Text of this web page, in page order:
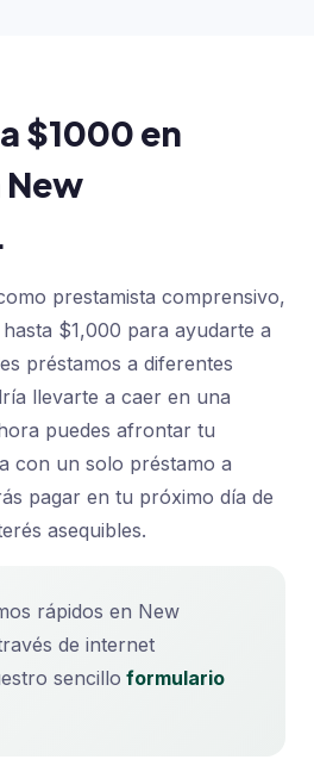
$1000 en
prestamista comprensivo,
$1,000 para ayudarte a
préstamos a diferentes
llevarte a caer en una
puedes afrontar tu
con un solo préstamo a
pagar en tu próximo día de
asequibles.
rápidos en New
de internet
sencillo formulario